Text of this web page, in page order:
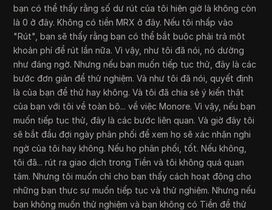
bạn có thể thấy rằng số dư rút của tôi hiện giờ là không còn
là 0 ở đây. Không có tiền MRX ở đây. Nếu tôi nhấp vào
"Rút", bạn sẽ thấy rằng bạn có thể bắt buộc phải trả một
khoản phí để rút lần nữa. Vì vậy, như tôi đã nói, nó dường
như đáng ngờ. Nhưng nếu bạn muốn tiếp tục thử, đây là các
bước đơn giản để thử nghiệm. Và như tôi đã nói, quyết định
là của bạn để thử hay không. Và tôi đã chia sẻ ý kiến thật
của bạn với tôi về toàn bộ... về việc Monore. Vì vậy, nếu bạn
muốn tiếp tục thử, đây là các bước liên quan. Và giờ đây tôi
sẽ bắt đầu đợi ngày phân phối để xem họ sẽ xác nhận nghi
ngờ của tôi hay không. Nếu họ phân phối, tốt. Nếu không,
tôi đã... rút ra giao dịch trong Tiền và tôi không quá quan
tâm. Nhưng tôi muốn chỉ cho bạn thấy cách hoạt động cho
những bạn thực sự muốn tiếp tục và thử nghiệm. Nhưng nếu
bạn không muốn thử nghiệm và bạn không có Tiền để thử